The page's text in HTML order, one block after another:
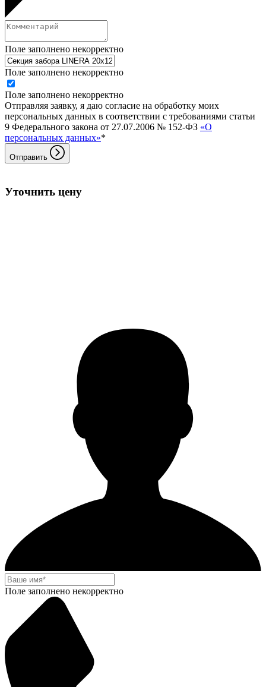
Поле заполнено некорректно
Поле заполнено некорректно
Поле заполнено некорректно
Отправляя заявку, я даю согласие на обработку моих
персональных данных в соответствии с требованиями статьи
9 Федерального закона от 27.07.2006 № 152-ФЗ «О
персональных данных»*
Отправить
Уточнить цену
Поле заполнено некорректно